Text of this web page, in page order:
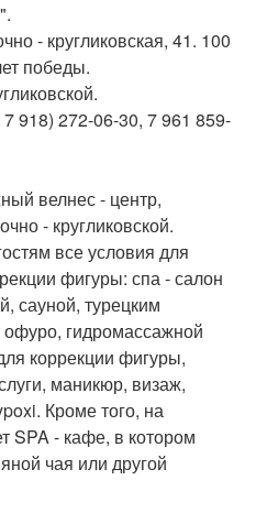
- кругликовская, 41. 100
победы.
918) 272-06-30, 7 961 859-
велнес - центр,
- кругликовской.
все условия для
фигуры: спа - салон
сауной, турецким
гидромассажной
коррекции фигуры,
маникюр, визаж,
Кроме того, на
SPA - кафе, в котором
чая или другой